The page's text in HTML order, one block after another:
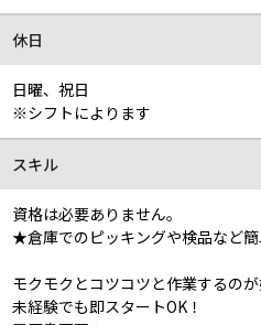
休日
日曜、祝日
※シフトによります
スキル
資格は必要ありません。
★倉庫でのピッキングや検品など
モクモクとコツコツと作業するの
未経験でも即スタートOK！